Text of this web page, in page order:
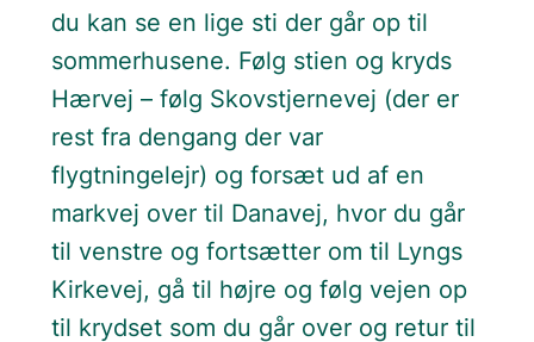
du kan se en lige sti der går op til
sommerhusene. Følg stien og kryds
Hærvej – følg Skovstjernevej (der er
rest fra dengang der var
flygtningelejr) og forsæt ud af en
markvej over til Danavej, hvor du går
til venstre og fortsætter om til Lyngs
Kirkevej, gå til højre og følg vejen op
til krydset som du går over og retur til